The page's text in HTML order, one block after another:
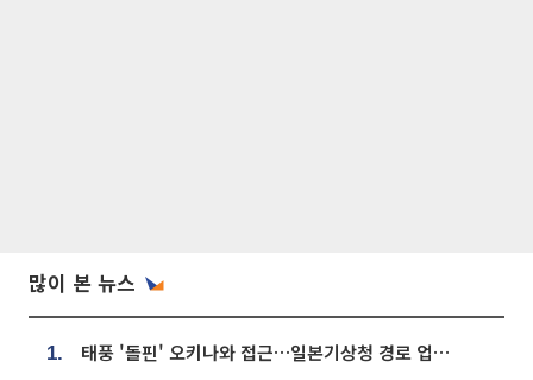
많이 본 뉴스
1. 태풍 '돌핀' 오키나와 접근…일본기상청 경로 업데이트